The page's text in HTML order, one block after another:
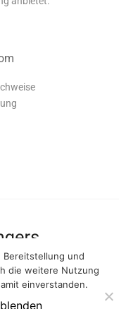
alle Tools bietet um deine
zu optimieren.
Bereitstellung und
die weitere Nutzung
einverstanden.